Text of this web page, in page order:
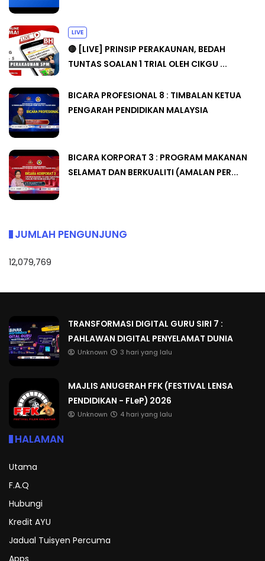
LIVE
🔴 [LIVE] PRINSIP PERAKAUNAN, BEDAH
TUNTAS SOALAN 1 TRIAL OLEH CIKGU ...
BICARA PROFESIONAL 8 : TIMBALAN KETUA
PENGARAH PENDIDIKAN MALAYSIA
BICARA KORPORAT 3 : PROGRAM MAKANAN
SELAMAT DAN BERKUALITI (AMALAN PER...
JUMLAH PENGUNJUNG
12,079,769
TRANSFORMASI DIGITAL GURU SIRI 7 :
PAHLAWAN DIGITAL PENYELAMAT DUNIA
Unknown 3 hari yang lalu
MAJLIS ANUGERAH FFK (FESTIVAL LENSA
PENDIDIKAN - FLeP) 2026
Unknown 4 hari yang lalu
HALAMAN
Utama
F.A.Q
Hubungi
Kredit AYU
Jadual Tuisyen Percuma
Apps